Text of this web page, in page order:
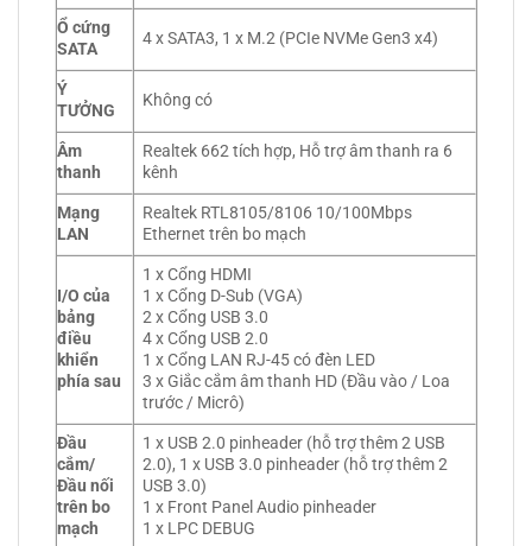
Ổ cứng
SATA
4 x SATA3, 1 x M.2 (PCIe NVMe Gen3 x4)
Ý
TƯỞNG
Không có
Âm
thanh
Realtek 662 tích hợp, Hỗ trợ âm thanh ra 6
kênh
Mạng
LAN
Realtek RTL8105/8106 10/100Mbps
Ethernet trên bo mạch
I/O của
bảng
điều
khiển
phía sau
1 x Cổng HDMI
1 x Cổng D-Sub (VGA)
2 x Cổng USB 3.0
4 x Cổng USB 2.0
1 x Cổng LAN RJ-45 có đèn LED
3 x Giắc cắm âm thanh HD (Đầu vào / Loa
trước / Micrô)
Đầu
cắm/
Đầu nối
trên bo
mạch
1 x USB 2.0 pinheader (hỗ trợ thêm 2 USB
2.0), 1 x USB 3.0 pinheader (hỗ trợ thêm 2
USB 3.0)
1 x Front Panel Audio pinheader
1 x LPC DEBUG